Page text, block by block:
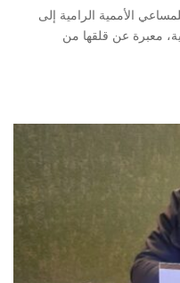
الأممية الرامية إلى
معبرة عن قلقها من